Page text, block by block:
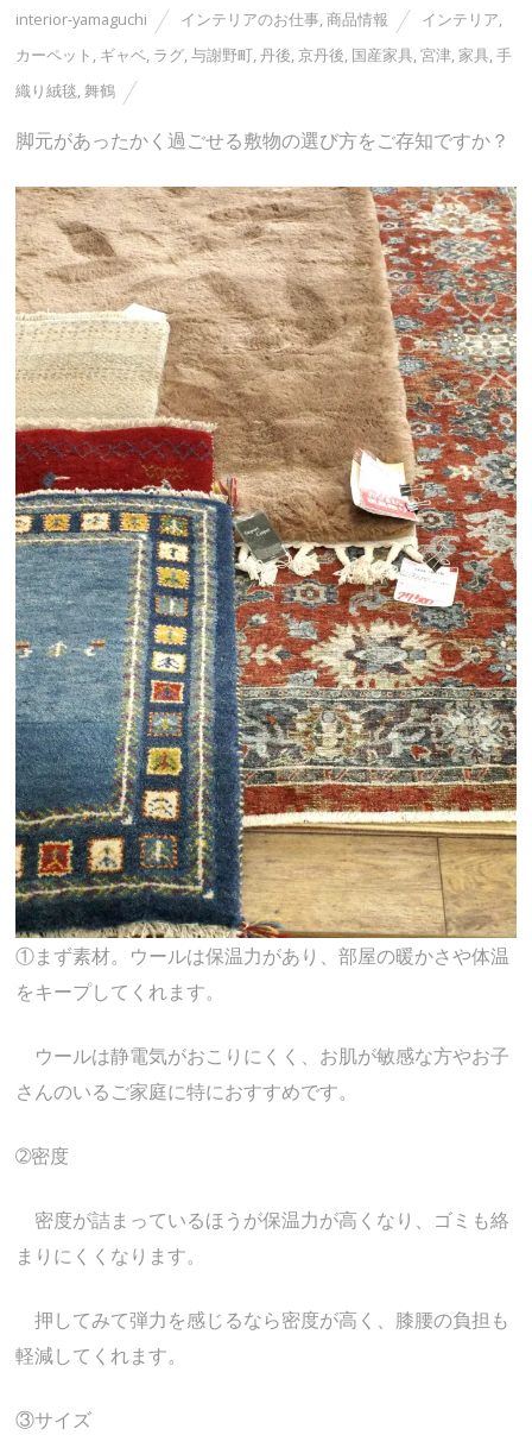
interior-yamaguchi インテリアのお仕事,商品情報 インテリア,
カーペット , ギャベ, ラグ,与謝野町,丹後,京丹後, 国産家具,宮津,家具,手
織り絨毯,舞鶴
脚元があったかく過ごせる敷物の選び方をご存知ですか？
①まず素材。ウールは保温力があり、部屋の暖かさや体温
をキープしてくれます。
ウールは静電気がおこりにくく、お肌が敏感な方やお子
さんのいるご家庭に特におすすめです。
➁密度
密度が詰まっているほうが保温力が高くなり、ゴミも絡
まりにくくなります。
押してみて弾力を感じるなら密度が高く、膝腰の負担も
軽減してくれます。
③サイズ